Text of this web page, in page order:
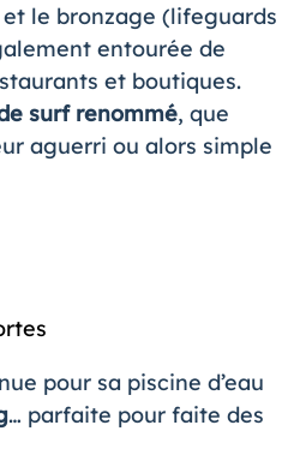
le bronzage (lifeguards
entourée de
et boutiques.
surf renommé, que
aguerri ou alors simple
pour sa piscine d’eau
… parfaite pour faite des